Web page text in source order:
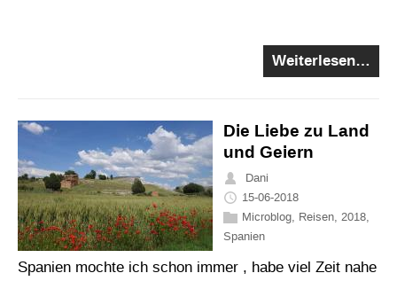
Weiterlesen…
Die Liebe zu Land
und Geiern
Dani
15-06-2018
Microblog, Reisen, 2018,
Spanien
Spanien mochte ich schon immer , habe viel Zeit nahe